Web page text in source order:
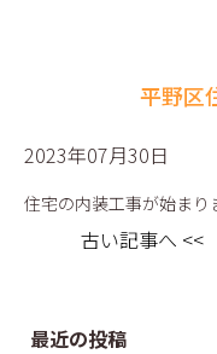
平野区
2023年07月30日
住宅の内装工事が始まり
古い記事へ <<
最近の投稿